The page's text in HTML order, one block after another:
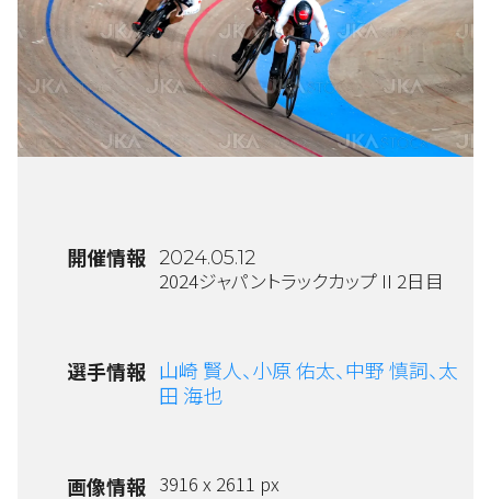
開催情報 2024.05.12
2024ジャパントラックカップ II 2日目
選手情報 山崎 賢人、小原 佑太、中野 慎詞、太
田 海也
画像情報 3916 x 2611 px